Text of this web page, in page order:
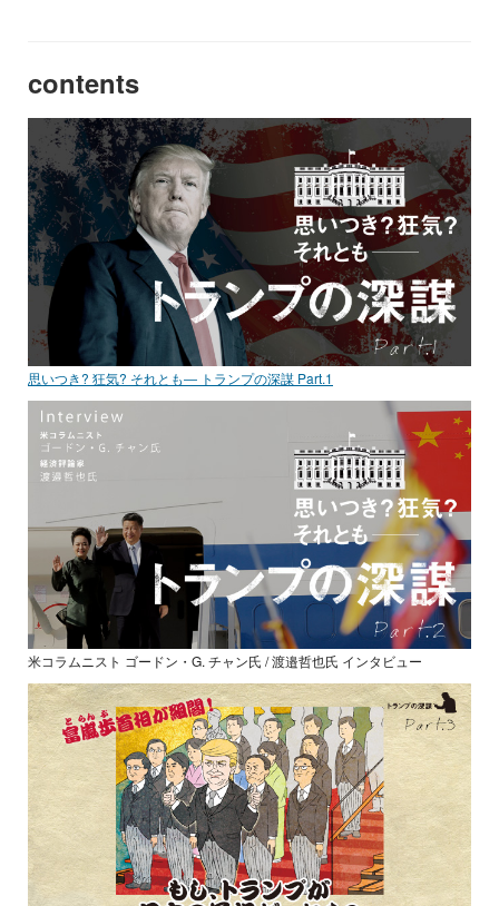
contents
思いつき? 狂気? それとも― トランプの深謀 Part.1
米コラムニスト ゴードン・G. チャン氏 / 渡邉哲也氏 インタビュー